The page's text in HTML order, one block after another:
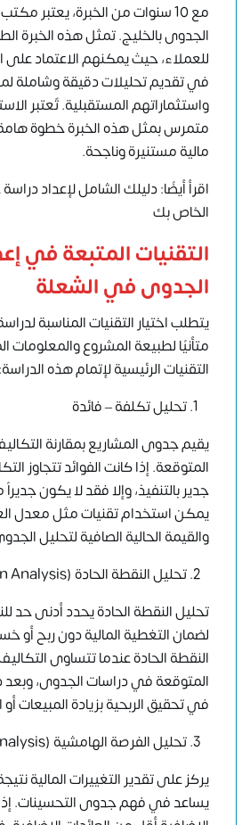
مع 10 سنوات من الخبرة، يعتبر
الجدوى بالخليج. تمثل هذه الخبرة
للعملاء، حيث يمكنهم الاعتماد على
في تقديم تحليلات دقيقة وشاملة
واستثماراتهم المستقبلية. تٌعتبر
متمرس بمثل هذه الخبرة خطوة هامة
مالية مستنيرة وناجحة.
اقرأ أيضًا: دليلك الشامل لإعداد
الخاص بك
التقنيات المتبعة في
الجدوى في الشعلة
يتطلب اختيار التقنيات المناسبة
متأنيًا لطبيعة المشروع والمعلومات
التقنيات الرئيسية لإتمام هذه الدراسة:
تحليل تكلفة – فائدة
يقيم جدوى المشاريع بمقارنة
المتوقعة. إذا كانت الفوائد تتجاوز
جدير بالتنفيذ، وإلا فقد لا يكون جديراً
يمكن استخدام تقنيات مثل معدل
والقيمة الحالية الصافية لتحليل
تحليل النقطة الحادة (Break-Even Analysis)
تحليل النقطة الحادة يحدد أدنى حد
لضمان التغطية المالية دون ربح أو
النقطة الحادة عندما تتساوى
المتوقعة في دراسات الجدوى، وبعد
في تحقيق الربحية بزيادة المبيعات أو
تحليل الفرصة الهامشية (Marginal Analysis)
يركز على تقدير التغييرات المالية
يساعد في فهم جدوى التحسينات.